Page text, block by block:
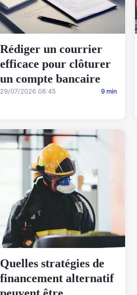
Rédiger un courrier
efficace pour clôturer
un compte bancaire
29/07/2026 08:45 9 min
Quelles stratégies de
financement alternatif